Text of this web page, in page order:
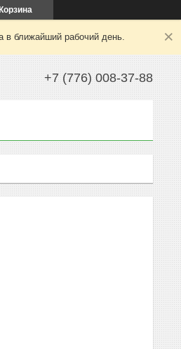
Корзина
в ближайший рабочий день.
+7 (776) 008-37-88